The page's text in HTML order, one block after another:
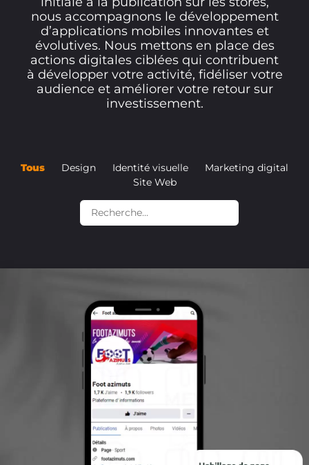
nous accompagnons le développement
d’applications mobiles innovantes et
évolutives. Nous mettons en place des
actions digitales ciblées qui contribuent
à développer votre activité, fidéliser votre
audience et améliorer votre retour sur
investissement.
Tous Design Identité visuelle
Marketing digital
Site Web